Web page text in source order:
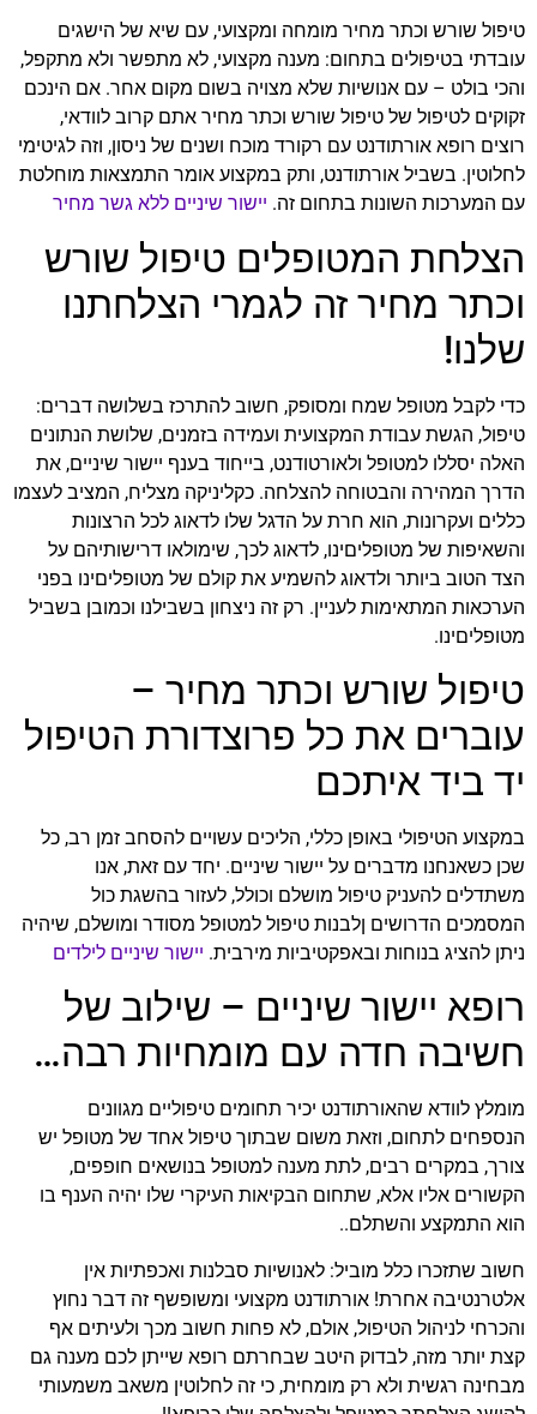
טיפול שורש וכתר מחיר מומחה ומקצועי, עם שיא של הישגים
עובדתי בטיפולים בתחום: מענה מקצועי, לא מתפשר ולא מתקפל,
והכי בולט – עם אנושיות שלא מצויה בשום מקום אחר. אם הינכם
זקוקים לטיפול של טיפול שורש וכתר מחיר אתם קרוב לוודאי,
רוצים רופא אורתודנט עם רקורד מוכח ושנים של ניסון, וזה לגיטימי
לחלוטין. בשביל אורתודנט, ותק במקצוע אומר התמצאות מוחלטת
עם המערכות השונות בתחום זה. יישור שיניים ללא גשר מחיר
הצלחת המטופלים טיפול שורש
וכתר מחיר זה לגמרי הצלחתנו
שלנו!
כדי לקבל מטופל שמח ומסופק, חשוב להתרכז בשלושה דברים:
טיפול, הגשת עבודת המקצועית ועמידה בזמנים, שלושת הנתונים
האלה יסללו למטופל ולאורטודנט, בייחוד בענף יישור שיניים, את
הדרך המהירה והבטוחה להצלחה. כקליניקה מצליח, המציב לעצמו
כללים ועקרונות, הוא חרת על הדגל שלו לדאוג לכל הרצונות
והשאיפות של מטופליםינו, לדאוג לכך, שימולאו דרישותיהם על
הצד הטוב ביותר ולדאוג להשמיע את קולם של מטופליםינו בפני
הערכאות המתאימות לעניין. רק זה ניצחון בשבילנו וכמובן בשביל
מטופליםינו.
טיפול שורש וכתר מחיר –
עוברים את כל פרוצדורת הטיפול
יד ביד איתכם
במקצוע הטיפולי באופן כללי, הליכים עשויים להסחב זמן רב, כל
שכן כשאנחנו מדברים על יישור שיניים. יחד עם זאת, אנו
משתדלים להעניק טיפול מושלם וכולל, לעזור בהשגת כול
המסמכים הדרושים ןלבנות טיפול למטופל מסודר ומושלם, שיהיה
ניתן להציג בנוחות ובאפקטיביות מירבית. יישור שיניים לילדים
רופא יישור שיניים – שילוב של
חשיבה חדה עם מומחיות רבה…
מומלץ לוודא שהאורתודנט יכיר תחומים טיפוליים מגוונים
הנספחים לתחום, וזאת משום שבתוך טיפול אחד של מטופל יש
צורך, במקרים רבים, לתת מענה למטופל בנושאים חופפים,
הקשורים אליו אלא, שתחום הבקיאות העיקרי שלו יהיה הענף בו
הוא התמקצע והשתלם..
חשוב שתזכרו כלל מוביל: לאנושיות סבלנות ואכפתיות אין
אלטרנטיבה אחרת! אורתודנט מקצועי ומשופשף זה דבר נחוץ
והכרחי לניהול הטיפול, אולם, לא פחות חשוב מכך ולעיתים אף
קצת יותר מזה, לבדוק היטב שבחרתם רופא שייתן לכם מענה גם
מבחינה רגשית ולא רק מומחית, כי זה לחלוטין משאב משמעותי